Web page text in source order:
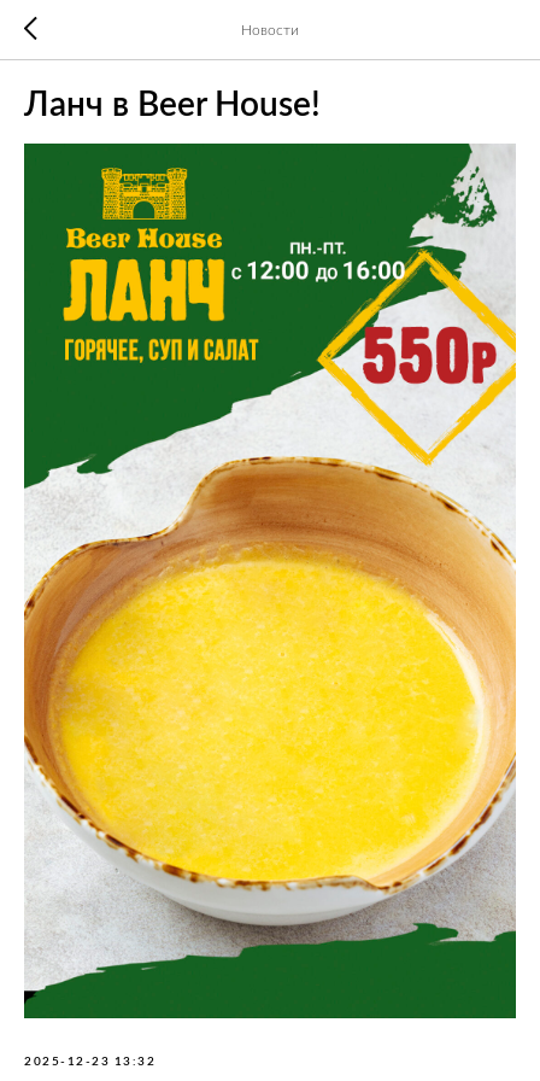
Новости
Ланч в Beer House!
2025-12-23 13:32